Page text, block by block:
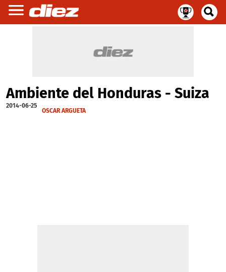
Ambiente del Honduras - Suiza
2014-06-25
OSCAR ARGUETA